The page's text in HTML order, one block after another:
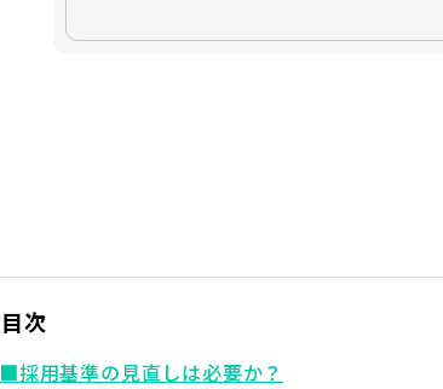
目次
■採用基準の見直しは必要か？